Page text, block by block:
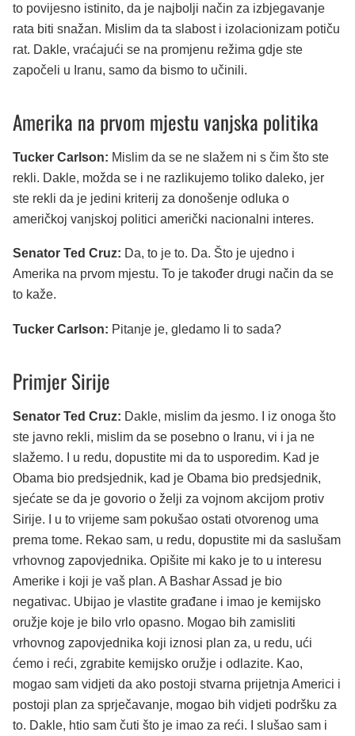
to povijesno istinito, da je najbolji način za izbjegavanje
rata biti snažan. Mislim da ta slabost i izolacionizam potiču
rat. Dakle, vraćajući se na promjenu režima gdje ste
započeli u Iranu, samo da bismo to učinili.
Amerika na prvom mjestu vanjska politika
Tucker Carlson: Mislim da se ne slažem ni s čim što ste
rekli. Dakle, možda se i ne razlikujemo toliko daleko, jer
ste rekli da je jedini kriterij za donošenje odluka o
američkoj vanjskoj politici američki nacionalni interes.
Senator Ted Cruz: Da, to je to. Da. Što je ujedno i
Amerika na prvom mjestu. To je također drugi način da se
to kaže.
Tucker Carlson: Pitanje je, gledamo li to sada?
Primjer Sirije
Senator Ted Cruz: Dakle, mislim da jesmo. I iz onoga što
ste javno rekli, mislim da se posebno o Iranu, vi i ja ne
slažemo. I u redu, dopustite mi da to usporedim. Kad je
Obama bio predsjednik, kad je Obama bio predsjednik,
sjećate se da je govorio o želji za vojnom akcijom protiv
Sirije. I u to vrijeme sam pokušao ostati otvorenog uma
prema tome. Rekao sam, u redu, dopustite mi da saslušam
vrhovnog zapovjednika. Opišite mi kako je to u interesu
Amerike i koji je vaš plan. A Bashar Assad je bio
negativac. Ubijao je vlastite građane i imao je kemijsko
oružje koje je bilo vrlo opasno. Mogao bih zamisliti
vrhovnog zapovjednika koji iznosi plan za, u redu, ući
ćemo i reći, zgrabite kemijsko oružje i odlazite. Kao,
mogao sam vidjeti da ako postoji stvarna prijetnja Americi i
postoji plan za sprječavanje, mogao bih vidjeti podršku za
to. Dakle, htio sam čuti što je imao za reći. I slušao sam i